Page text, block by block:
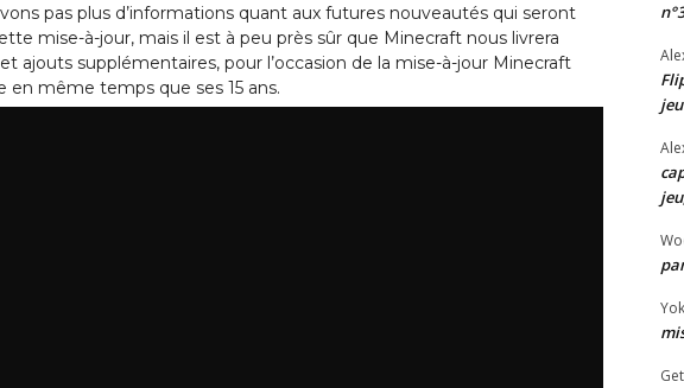
pas plus d’informations quant aux futures nouveautés qui seront
mise-à-jour, mais il est à peu près sûr que Minecraft nous livrera
ajouts supplémentaires, pour l’occasion de la mise-à-jour Minecraft
en même temps que ses 15 ans.
jeu